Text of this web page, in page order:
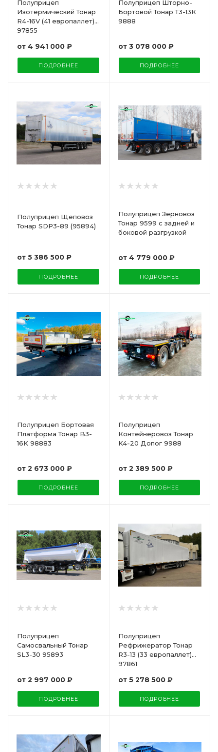
Полуприцеп
Изотермический Тонар
R4-16V (41 европаллет)
97855
от 4 941 000 ₽
ПОДРОБНЕЕ
Полуприцеп Шторно-
Бортовой Тонар Т3-13К
9888
от 3 078 000 ₽
ПОДРОБНЕЕ
Полуприцеп Щеповоз
Тонар SDP3-89 (95894)
от 5 386 500 ₽
ПОДРОБНЕЕ
Полуприцеп Зерновоз
Тонар 9599 с задней и
боковой разгрузкой
от 4 779 000 ₽
ПОДРОБНЕЕ
Полуприцеп Бортовая
Платформа Тонар B3-
16K 98883
от 2 673 000 ₽
ПОДРОБНЕЕ
Полуприцеп
Контейнеровоз Тонар
K4-20 Допог 9988
от 2 389 500 ₽
ПОДРОБНЕЕ
Полуприцеп
Самосвальный Тонар
SL3-30 95893
от 2 997 000 ₽
ПОДРОБНЕЕ
Полуприцеп
Рефрижератор Тонар
R3-13 (33 европаллет)
97861
от 5 278 500 ₽
ПОДРОБНЕЕ